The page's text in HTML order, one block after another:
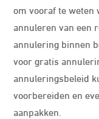
om vooraf te weten
annuleren van een
annulering binnen
voor gratis
annuleringsbeleid
voorbereiden en
aanpakken.